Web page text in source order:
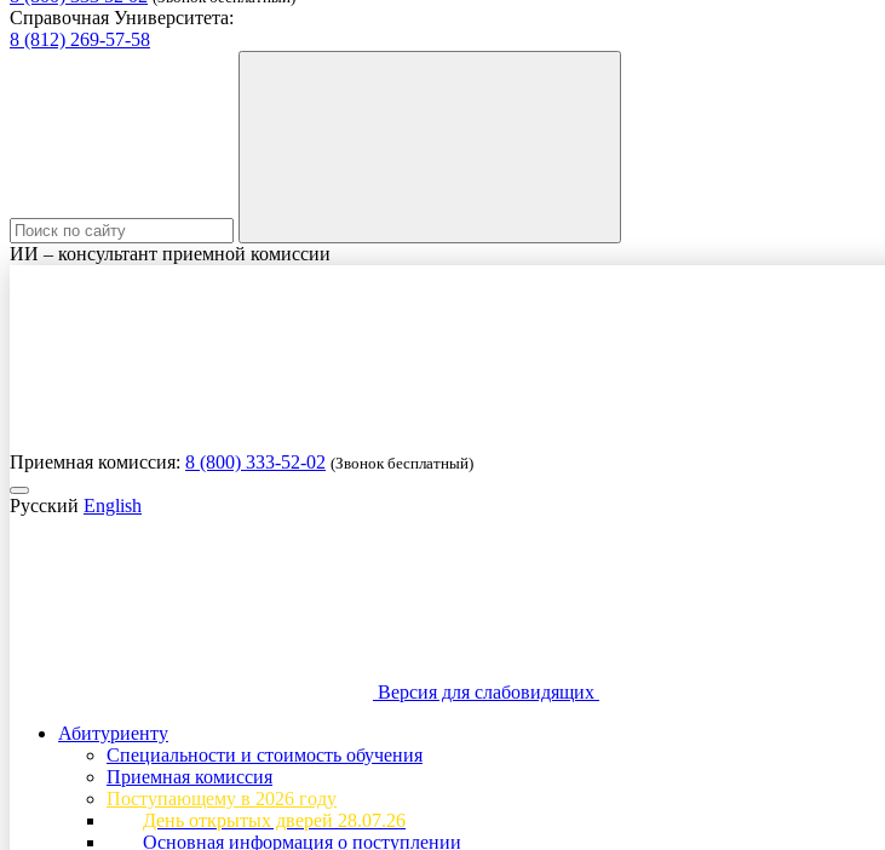
Справочная Университета:
8 (812) 269-57-58
ИИ – консультант приемной комиссии
Приемная комиссия: 8 (800) 333-52-02 (Звонок бесплатный)
Русский English
Версия для слабовидящих
Абитуриенту
Специальности и стоимость обучения
Приемная комиссия
Поступающему в 2026 году
День открытых дверей 28.07.26
Основная информация о поступлении